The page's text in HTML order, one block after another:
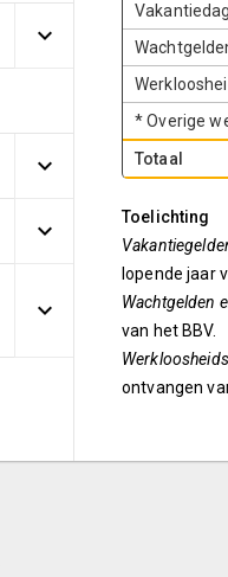
* Overige
Totaal
Toelichting
lopende jaar
Wachtgelden
van het BBV.
ontvangen